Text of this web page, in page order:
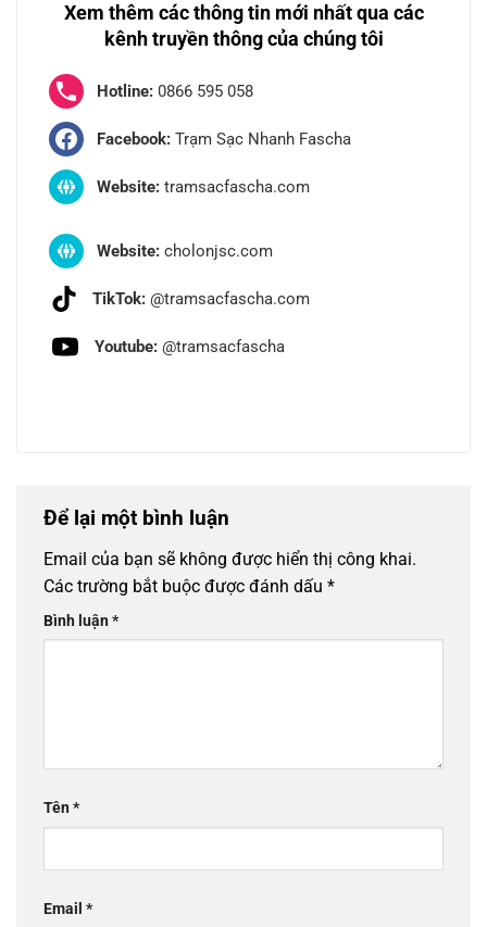
Xem thêm các thông tin mới nhất qua các
kênh truyền thông của chúng tôi
Hotline: 0866 595 058
Facebook: Trạm Sạc Nhanh Fascha
Website: tramsacfascha.com
Website: cholonjsc.com
TikTok: @tramsacfascha.com
Youtube: @tramsacfascha
Để lại một bình luận
Email của bạn sẽ không được hiển thị công khai.
Các trường bắt buộc được đánh dấu *
Bình luận*
Tên*
Email *